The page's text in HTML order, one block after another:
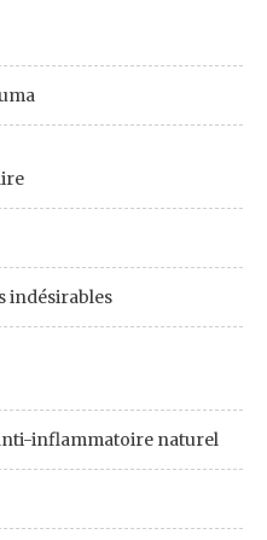
indésirables
inflammatoire naturel